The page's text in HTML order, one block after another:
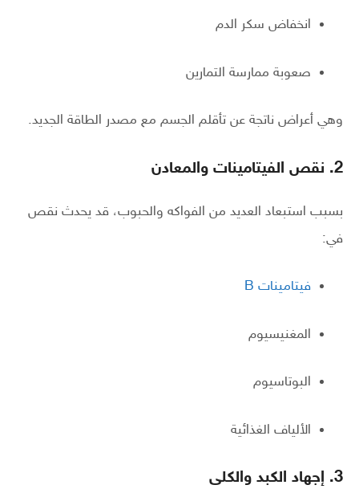
انخفاض سكر الدم
صعوبة ممارسة التمارين
وهي أعراض ناتجة عن تأقلم الجسم مع مصدر الطاقة الجديد.
2. نقص الفيتامينات والمعادن
بسبب استبعاد العديد من الفواكه والحبوب، قد يحدث نقص
في:
فيتامينات B
المغنيسيوم
البوتاسيوم
الألياف الغذائية
3. إجهاد الكبد والكلى